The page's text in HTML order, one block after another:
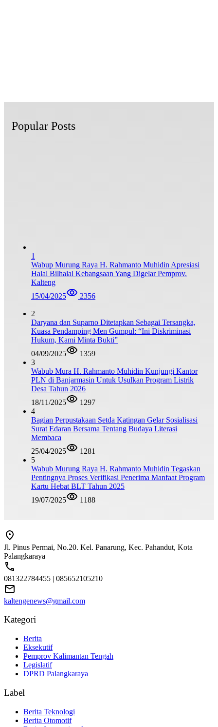
Popular Posts
1
Wabup Murung Raya H. Rahmanto Muhidin Apresiasi
Halal Bilhalal Kebangsaan Yang Digelar Pemprov.
Kalteng
15/04/2025
2356
2
Daryana dan Suparno Ditetapkan Sebagai Tersangka,
Kuasa Pendamping Men Gumpul: “Ini Diskriminasi
Hukum, Kami Minta Bukti”
04/09/2025
1359
3
Wabub Mura H. Rahmanto Muhidin Kunjungi Kantor
PLN di Banjarmasin Untuk Usulkan Program Listrik
Desa Tahun 2026
18/11/2025
1297
4
Bagian Perpustakaan Setda Katingan Gelar Sosialisasi
Surat Edaran Bersama Tentang Budaya Literasi
Membaca
25/04/2025
1281
5
Wabub Murung Raya H. Rahmanto Muhidin Tegaskan
Pentingnya Proses Verifikasi Penerima Manfaat Program
Kartu Hebat BLT Tahun 2025
19/07/2025
1188
Jl. Pinus Permai, No.20. Kel. Panarung, Kec. Pahandut, Kota
Palangkaraya
081322784455 | 085652105210
kaltengenews@gmail.com
Kategori
Berita
Eksekutif
Pemprov Kalimantan Tengah
Legislatif
DPRD Palangkaraya
Label
Berita Teknologi
Berita Otomotif